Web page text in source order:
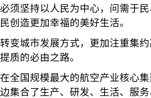
必须坚持以人民为中心，问需于
民创造更加幸福的美好生活。
转变城市发展方式，更加注重集
提质的必由之路。
在全国规模最大的航空产业核心
边集合了生产、研发、生活、服